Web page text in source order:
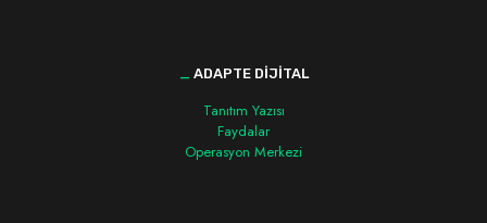
_ ADAPTE DİJİTAL
Tanıtım Yazısı
Faydalar
Operasyon Merkezi